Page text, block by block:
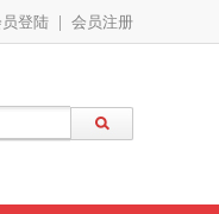
登陆 会员注册